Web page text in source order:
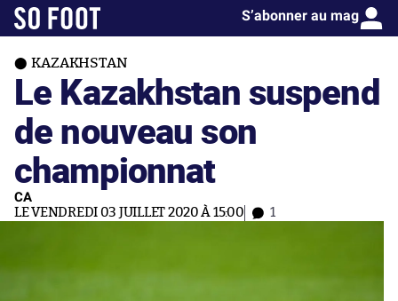
S’abonner au mag
KAZAKHSTAN
Le Kazakhstan suspend
de nouveau son
championnat
CA
LE VENDREDI 03 JUILLET 2020 À 15:00 1